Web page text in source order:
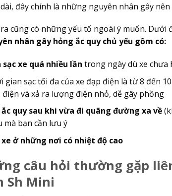
đây chính là những nguyên nhân gây
cũng có những yếu tố ngoài ý muốn. Dưới
nhân gây hỏng ắc quy chủ yếu gồm có:
sạc xe quá nhiều lần trong ngày dù xe chưa
gian sạc tối đa của xe đạp điện là từ 8 đến
điện và xả ra lượng điện nhỏ, dễ gây phồng
ắc quy sau khi vừa đi quãng đường xa về
mà bạn cần lưu ý
xe ở những nơi có nhiệt độ cao
câu hỏi thường gặp
Sh Mini